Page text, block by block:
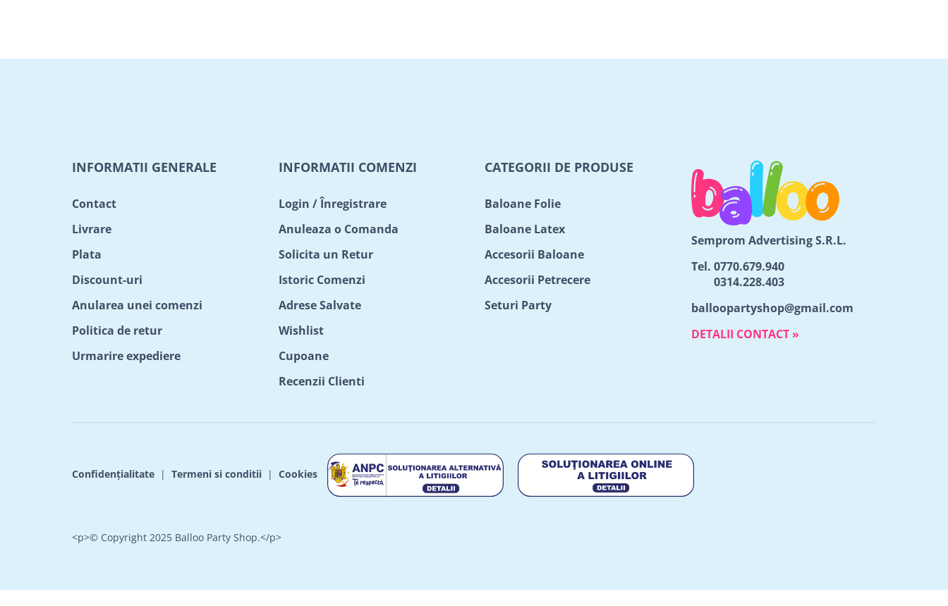
INFORMATII GENERALE
Contact
Livrare
Plata
Discount-uri
Anularea unei comenzi
Politica de retur
Urmarire expediere
INFORMATII COMENZI
Login / Înregistrare
Anuleaza o Comanda
Solicita un Retur
Istoric Comenzi
Adrese Salvate
Wishlist
Cupoane
Recenzii Clienti
CATEGORII DE PRODUSE
Baloane Folie
Baloane Latex
Accesorii Baloane
Accesorii Petrecere
Seturi Party
Semprom Advertising S.R.L.
Tel. 0770.679.940
0314.228.403
balloopartyshop@gmail.com
DETALII CONTACT »
Confidențialitate | Termeni si conditii | Cookies
<p>© Copyright 2025 Balloo Party Shop.</p>